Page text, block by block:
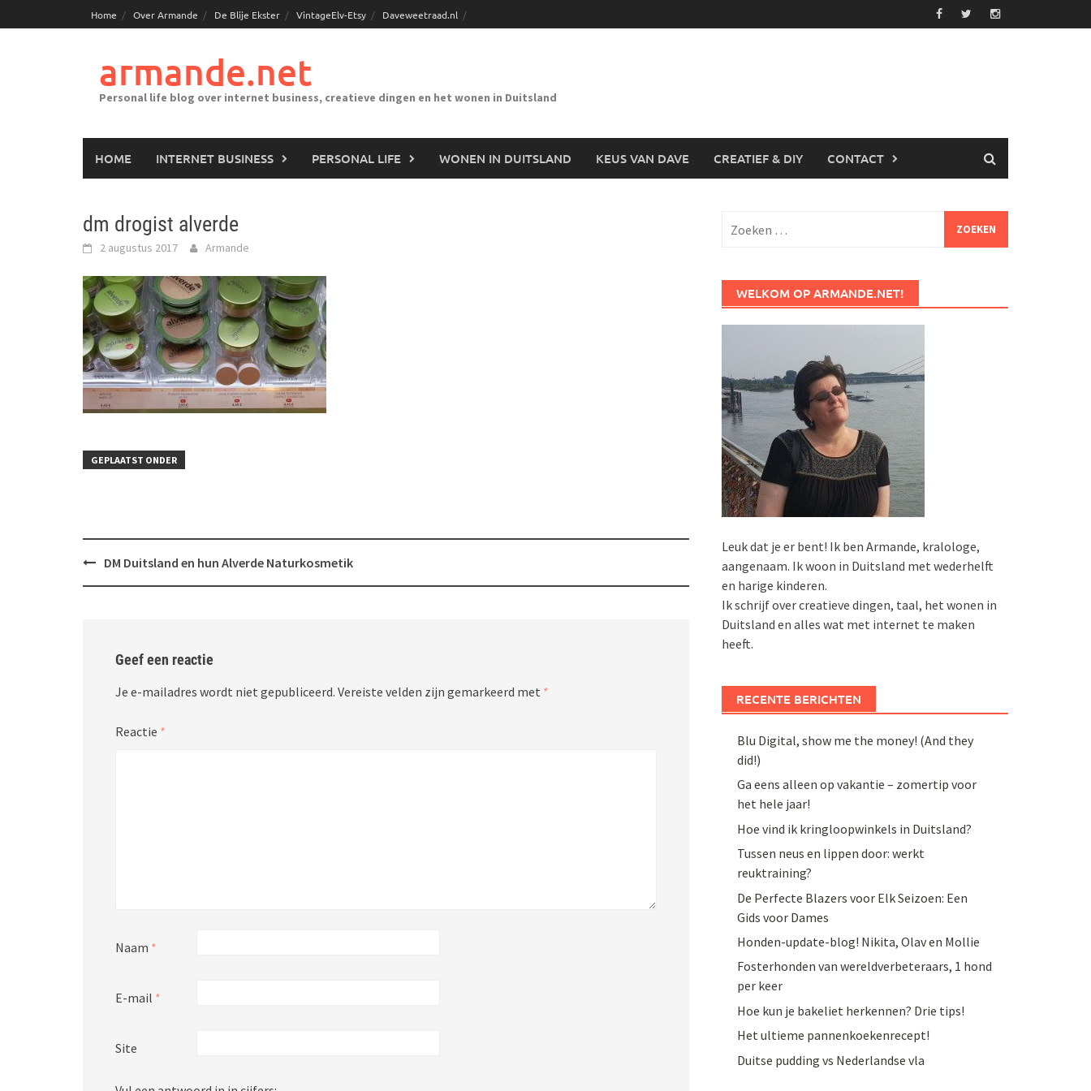
naar
Home Over Armande De Blije Ekster VintageElv-Etsy Daveweetraad.nl
armande.net
Personal life blog over internet business, creatieve dingen en het wonen in Duitsland
HOME INTERNET BUSINESS PERSONAL LIFE WONEN IN DUITSLAND KEUS VAN DAVE CREATIEF & DIY CONTACT
dm drogist alverde
2 augustus 2017 Armande
GEPLAATST ONDER
BerichtDM Duitsland en hun Alverde Naturkosmetik
Geef een reactie
Je e-mailadres wordt niet gepubliceerd. Vereiste velden zijn gemarkeerd met *
Reactie *
Naam *
E-mail *
Site
naar:
WELKOM OP ARMANDE.NET!
Leuk dat je er bent! Ik ben Armande, kralologe,
aangenaam. Ik woon in Duitsland met wederhelft
en harige kinderen.
Ik schrijf over creatieve dingen, taal, het wonen in
Duitsland en alles wat met internet te maken
heeft.
RECENTE BERICHTEN
Blu Digital, show me the money! (And they
did!)
Ga eens alleen op vakantie – zomertip voor
het hele jaar!
Hoe vind ik kringloopwinkels in Duitsland?
Tussen neus en lippen door: werkt
reuktraining?
De Perfecte Blazers voor Elk Seizoen: Een
Gids voor Dames
Honden-update-blog! Nikita, Olav en Mollie
Fosterhonden van wereldverbeteraars, 1 hond
per keer
Hoe kun je bakeliet herkennen? Drie tips!
Het ultieme pannenkoekenrecept!
Duitse pudding vs Nederlandse vla